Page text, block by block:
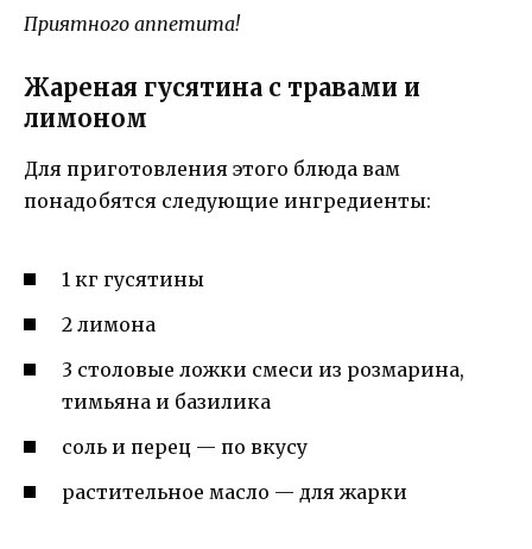
Приятного аппетита!
Жареная гусятина с травами и
лимоном
Для приготовления этого блюда вам
понадобятся следующие ингредиенты:
1 кг гусятины
2 лимона
3 столовые ложки смеси из розмарина,
тимьяна и базилика
соль и перец — по вкусу
растительное масло — для жарки